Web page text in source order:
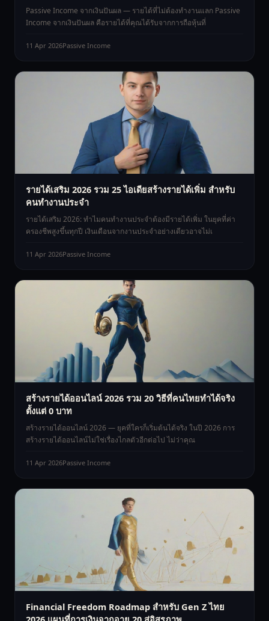
Passive Income จากเงินปันผล — รายได้ที่ไม่ต้องทำงานแลก Passive
Income จากเงินปันผล คือรายได้ที่คุณได้รับจากการถือหุ้นที่
11 Apr 2026Passive Income
รายได้เสริม 2026 รวม 25 ไอเดียสร้างรายได้เพิ่ม สำหรับ
คนทำงานประจำ
รายได้เสริม 2026: ทำไมคนทำงานประจำต้องมีรายได้เพิ่ม ในยุคที่ค่า
ครองชีพสูงขึ้นทุกปี เงินเดือนจากงานประจำอย่างเดียวอาจไม่เ
11 Apr 2026Passive Income
สร้างรายได้ออนไลน์ 2026 รวม 20 วิธีที่คนไทยทำได้จริง
ตั้งแต่ 0 บาท
สร้างรายได้ออนไลน์ 2026 — ยุคที่ใครก็เริ่มต้นได้จริง ในปี 2026 การ
สร้างรายได้ออนไลน์ไม่ใช่เรื่องไกลตัวอีกต่อไป ไม่ว่าคุณ
11 Apr 2026Passive Income
Financial Freedom Roadmap สำหรับ Gen Z ไทย